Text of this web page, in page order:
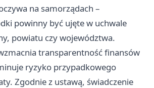
na samorządach –
powinny być ujęte w uchwale
powiatu czy województwa.
transparentność finansów
ryzyko przypadkowego
Zgodnie z ustawą, świadczenie